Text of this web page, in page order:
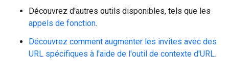
Découvrez d'autres outils disponibles, tels que les
appels de fonction.
Découvrez comment augmenter les invites avec des
URL spécifiques à l'aide de l'outil de contexte d'URL.